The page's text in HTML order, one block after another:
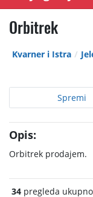
Orbitrek
Kvarner i Istra
Spremi
Opis:
Orbitrek prodajem.
34 pregleda ukupno